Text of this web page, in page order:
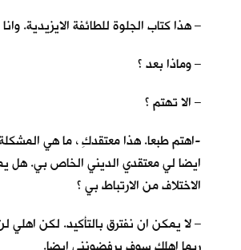
– هذا كتاب الجلوة للطائفة الايزيدية.
– وماذا بعد ؟
– الا تهتم ؟
-اهتم طبعا. هذا معتقدكِ ، ما هي
ايضا لي معتقدي الديني الخاص بي. هل
الاختلاف من الارتباط بي ؟
– لا يمكن ان نفترق بالتأكيد. لكن اهلي